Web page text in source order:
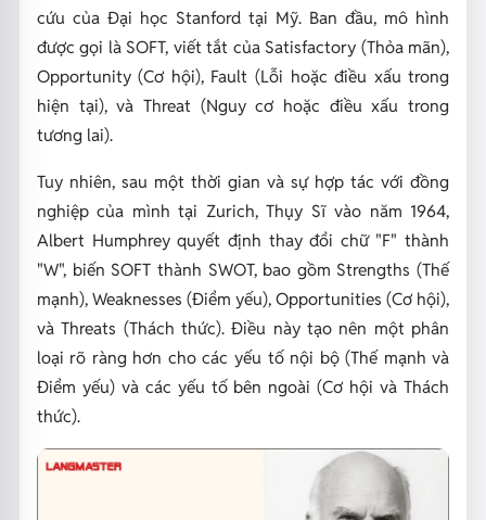
cứu của Đại học Stanford tại Mỹ. Ban đầu, mô hình
được gọi là SOFT, viết tắt của Satisfactory (Thỏa mãn),
Opportunity (Cơ hội), Fault (Lỗi hoặc điều xấu trong
hiện tại), và Threat (Nguy cơ hoặc điều xấu trong
tương lai).
Tuy nhiên, sau một thời gian và sự hợp tác với đồng
nghiệp của mình tại Zurich, Thụy Sĩ vào năm 1964,
Albert Humphrey quyết định thay đổi chữ "F" thành
"W", biến SOFT thành SWOT, bao gồm Strengths (Thế
mạnh), Weaknesses (Điểm yếu), Opportunities (Cơ hội),
và Threats (Thách thức). Điều này tạo nên một phân
loại rõ ràng hơn cho các yếu tố nội bộ (Thế mạnh và
Điểm yếu) và các yếu tố bên ngoài (Cơ hội và Thách
thức).